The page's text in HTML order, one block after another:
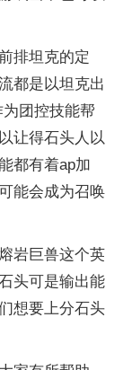
排坦克的定
都是以坦克出
团控技能帮
让得石头人以
都有着ap加
能会成为召唤
岩巨兽这个英
头可是输出能
想要上分石头